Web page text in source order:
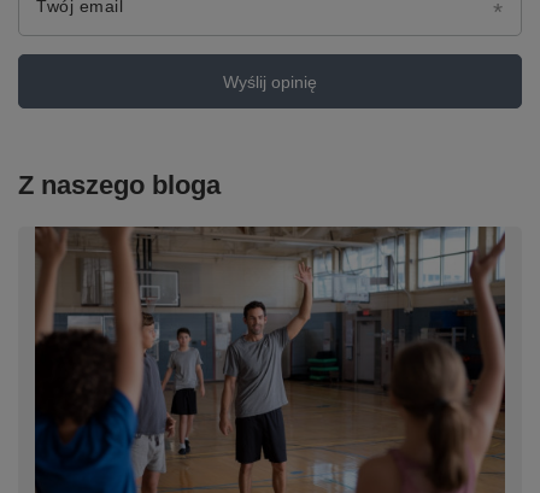
Twój email
Wyślij opinię
Z naszego bloga